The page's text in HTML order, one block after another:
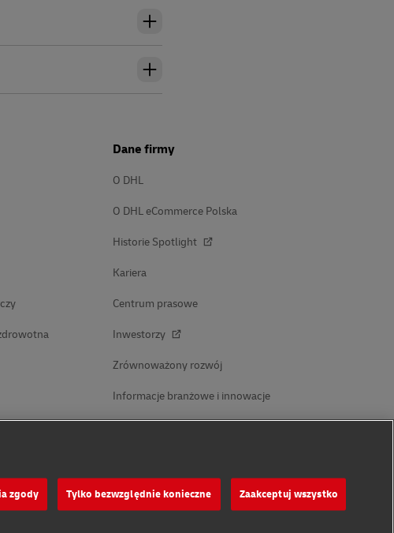
Dane firmy
O DHL
O DHL eCommerce Polska
Historie Spotlight
Kariera
Centrum prasowe
Inwestorzy
Zrównoważony rozwój
Informacje branżowe i innowacje
zgody Tylko bezwzględnie konieczne Zaakceptuj wszystko